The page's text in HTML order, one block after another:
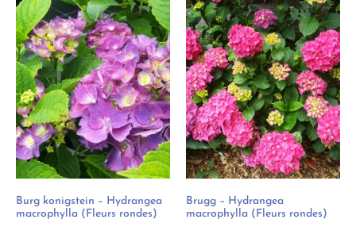
Burg konigstein – Hydrangea
macrophylla (Fleurs rondes)
Brugg – Hydrangea
macrophylla (Fleurs rondes)